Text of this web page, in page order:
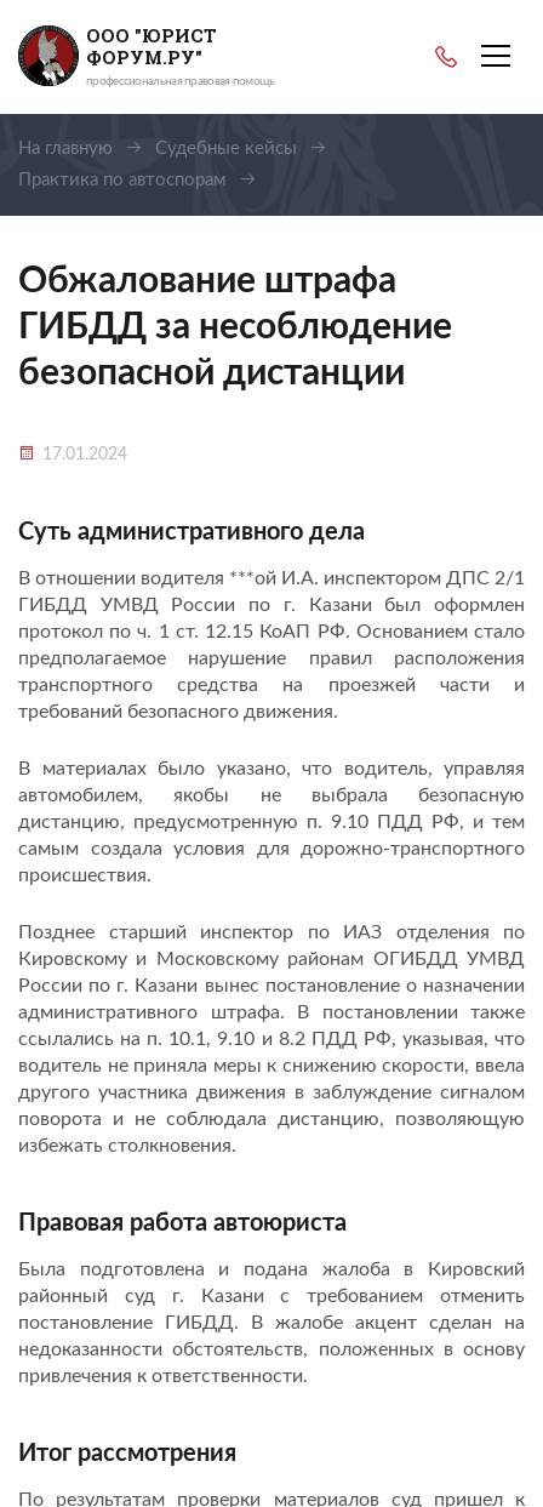
ООО "ЮРИСТ
ФОРУМ.РУ"
профессиональная правовая помощь
На главную
Судебные кейсы
Практика по автоспорам
Кейс об отмене штрафа за дистанцию
Обжалование штрафа
ГИБДД за несоблюдение
безопасной дистанции
17.01.2024
Суть административного дела
В отношении водителя ***ой И.А. инспектором ДПС 2/1
ГИБДД УМВД России по г. Казани был оформлен
протокол по ч. 1 ст. 12.15 КоАП РФ. Основанием стало
предполагаемое нарушение правил расположения
транспортного средства на проезжей части и
требований безопасного движения.
В материалах было указано, что водитель, управляя
автомобилем, якобы не выбрала безопасную
дистанцию, предусмотренную п. 9.10 ПДД РФ, и тем
самым создала условия для дорожно-транспортного
происшествия.
Позднее старший инспектор по ИАЗ отделения по
Кировскому и Московскому районам ОГИБДД УМВД
России по г. Казани вынес постановление о назначении
административного штрафа. В постановлении также
ссылались на п. 10.1, 9.10 и 8.2 ПДД РФ, указывая, что
водитель не приняла меры к снижению скорости, ввела
другого участника движения в заблуждение сигналом
поворота и не соблюдала дистанцию, позволяющую
избежать столкновения.
Правовая работа автоюриста
Была подготовлена и подана жалоба в Кировский
районный суд г. Казани с требованием отменить
постановление ГИБДД. В жалобе акцент сделан на
недоказанности обстоятельств, положенных в основу
привлечения к ответственности.
Итог рассмотрения
По результатам проверки материалов суд пришел к